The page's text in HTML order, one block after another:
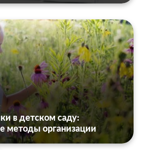
в детском саду:
методы организации